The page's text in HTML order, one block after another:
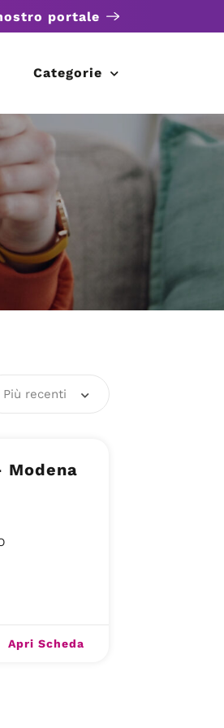
portale
Categorie
Più recenti
Modena
Apri Scheda